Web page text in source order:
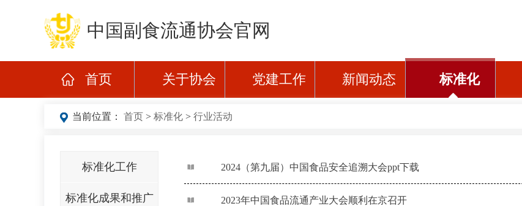
中国副食流通协会官网
首页 关于协会 党建工作 新闻动态 标准化
当前位置： 首页 > 标准化 > 行业活动
标准化工作
标准化成果和推广
2024（第九届）中国食品安全追溯大会ppt下载
2023年中国食品流通产业大会顺利在京召开